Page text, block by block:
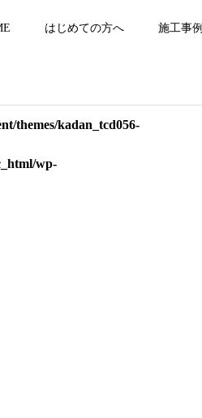
はじめての方へ 施工事例
themes/kadan_tcd056-
wp-